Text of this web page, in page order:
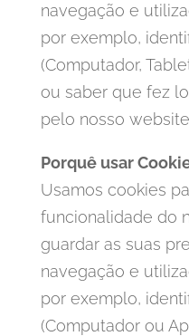
navegação e
por exemplo,
(Computador,
ou saber que fez
pelo nosso
Porquê usar
Usamos cookies
funcionalidade do
guardar as suas
navegação e
por exemplo,
(Computador ou